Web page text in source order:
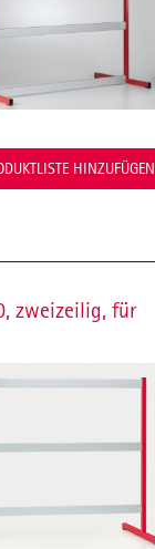
HINZUFÜGEN
zweizeilig, für